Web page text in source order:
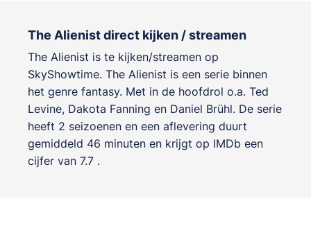
The Alienist direct kijken / streamen
The Alienist is te kijken/streamen op
SkyShowtime. The Alienist is een serie binnen
het genre fantasy. Met in de hoofdrol o.a. Ted
Levine, Dakota Fanning en Daniel Brühl. De serie
heeft 2 seizoenen en een aflevering duurt
gemiddeld 46 minuten en krijgt op IMDb een
cijfer van 7.7 .